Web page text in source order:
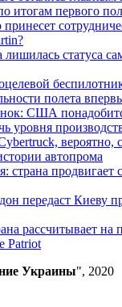
итогам первого
статуса
полета
США
уровня
вероятно,
автопрома
страна продвигает
передаст Киеву
рассчитывает
Patriot
Украины", 2020